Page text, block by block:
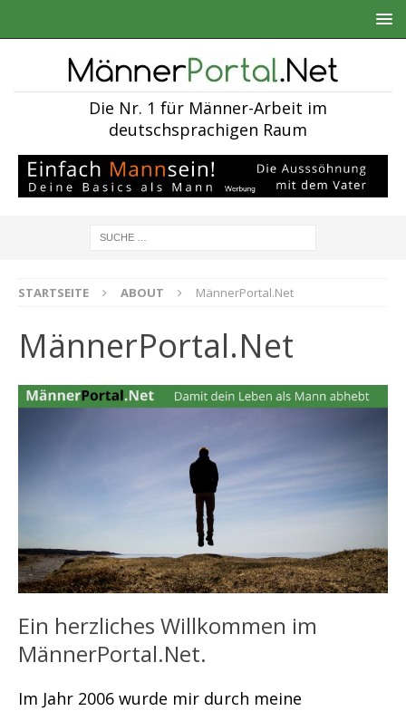
Die Nr. 1 für Männer-Arbeit im
deutschsprachigen Raum
STARTSEITE ABOUT MännerPortal.Net
MännerPortal.Net
Ein herzliches Willkommen im
MännerPortal.Net.
Im Jahr 2006 wurde mir durch meine